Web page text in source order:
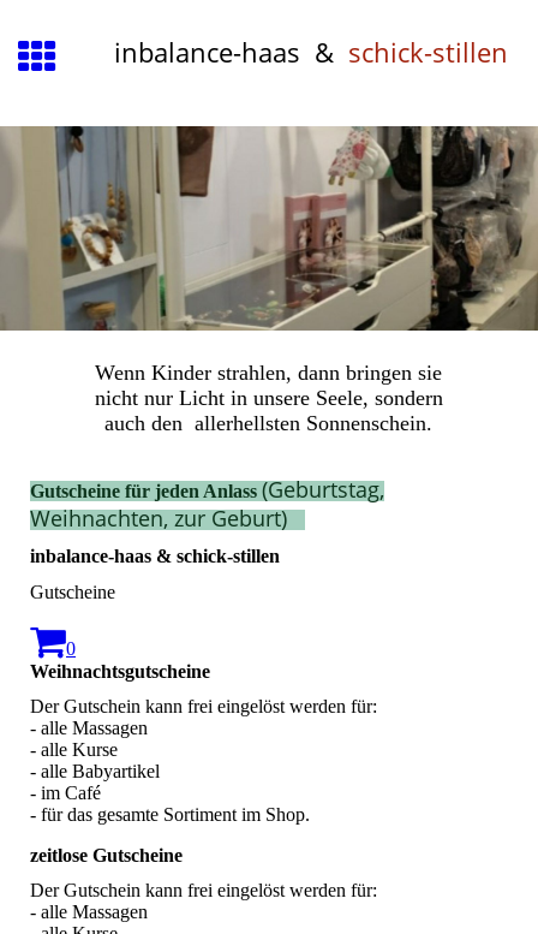
inbalance-haas & schick-stillen
Wenn Kinder strahlen, dann bringen sie
nicht nur Licht in unsere Seele, sondern
auch den allerhellsten Sonnenschein.
Gutscheine für jeden Anlass (Geburtstag,
Weihnachten, zur Geburt)
inbalance-haas & schick-stillen
Gutscheine
0
Weihnachtsgutscheine
Der Gutschein kann frei eingelöst werden für:
- alle Massagen
- alle Kurse
- alle Babyartikel
- im Café
- für das gesamte Sortiment im Shop.
zeitlose Gutscheine
Der Gutschein kann frei eingelöst werden für:
- alle Massagen